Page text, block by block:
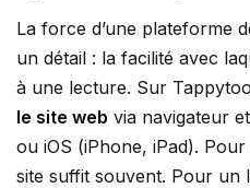
La force d’une plateforme
un détail : la facilité avec
à une lecture. Sur
le site web via navigateur et
ou iOS (iPhone, iPad).
site suffit souvent. Pour un